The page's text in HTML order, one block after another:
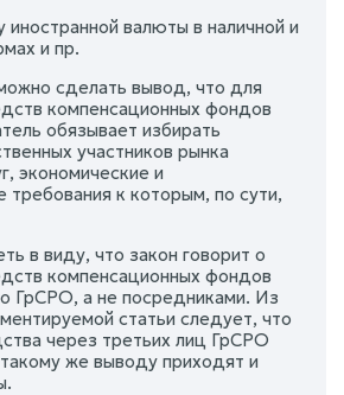
валюты в наличной и
и пр.
сделать вывод, что для
компенсационных фондов
обязывает избирать
участников рынка
экономические и
требования к которым, по сути,
в виду, что закон говорит о
компенсационных фондов
ГрСРО, а не посредниками. Из
статьи следует, что
через третьих лиц ГрСРО
же выводу приходят и